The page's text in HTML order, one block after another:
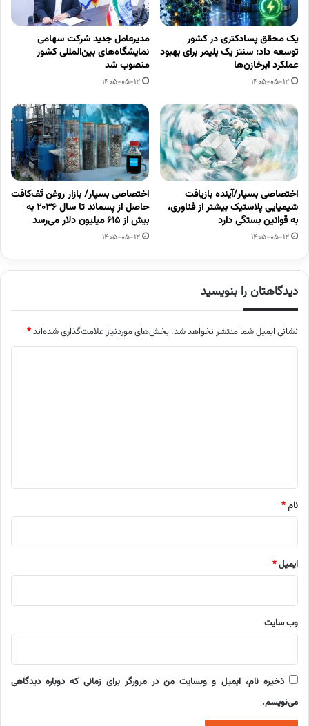
یک محقق پسادکتری در کشور
توسعه داد: سنتز یک پلیمر برای بهبود
عملکرد ابرخازن‌ها
1405-05-12
مدیرعامل جدید شرکت سهامی
نمایشگاه‌های بین‌المللی کشور
منصوب شد
1405-05-12
اختصاصی بسپار/آینده بازیافت
شیمیایی پلاستیک بیشتر از فناوری،
به قوانین بستگی دارد
1405-05-12
اختصاصی بسپار/ بازار روغن تَف‌کافت
حاصل از پسماند تا سال ۲۰۳۶ به
بیش از ۶۱۵ میلیون دلار می‌رسد
1405-05-12
دیدگاهتان را بنویسید
نشانی ایمیل شما منتشر نخواهد شد. بخش‌های موردنیاز علامت‌گذاری شده‌اند*
نام*
ایمیل*
وب‌ سایت
ذخیره نام، ایمیل و وبسایت من در مرورگر برای زمانی که دوباره دیدگاهی
می‌نویسم.